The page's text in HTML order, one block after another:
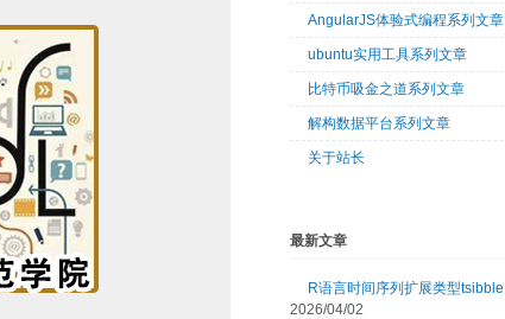
AngularJS体验式编程系列文章
ubuntu实用工具系列文章
比特币吸金之道系列文章
解构数据平台系列文章
关于站长
最新文章
R语言时间序列扩展类型tsibble
2026/04/02